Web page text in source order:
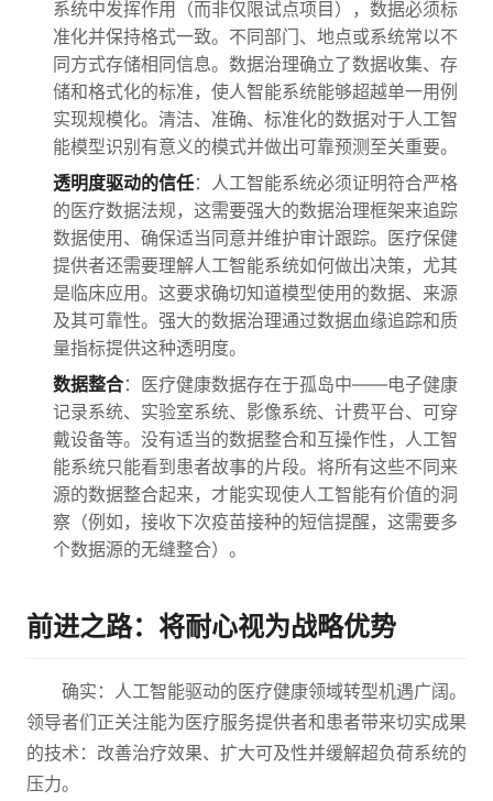
系统中发挥作用（而非仅限试点项目），数据必须标
准化并保持格式一致。不同部门、地点或系统常以不
同方式存储相同信息。数据治理确立了数据收集、存
储和格式化的标准，使人智能系统能够超越单一用例
实现规模化。清洁、准确、标准化的数据对于人工智
能模型识别有意义的模式并做出可靠预测至关重要。
透明度驱动的信任：人工智能系统必须证明符合严格
的医疗数据法规，这需要强大的数据治理框架来追踪
数据使用、确保适当同意并维护审计跟踪。医疗保健
提供者还需要理解人工智能系统如何做出决策，尤其
是临床应用。这要求确切知道模型使用的数据、来源
及其可靠性。强大的数据治理通过数据血缘追踪和质
量指标提供这种透明度。
数据整合：医疗健康数据存在于孤岛中——电子健康
记录系统、实验室系统、影像系统、计费平台、可穿
戴设备等。没有适当的数据整合和互操作性，人工智
能系统只能看到患者故事的片段。将所有这些不同来
源的数据整合起来，才能实现使人工智能有价值的洞
察（例如，接收下次疫苗接种的短信提醒，这需要多
个数据源的无缝整合）。
前进之路：将耐心视为战略优势
确实：人工智能驱动的医疗健康领域转型机遇广阔。
领导者们正关注能为医疗服务提供者和患者带来切实成果
的技术：改善治疗效果、扩大可及性并缓解超负荷系统的
压力。